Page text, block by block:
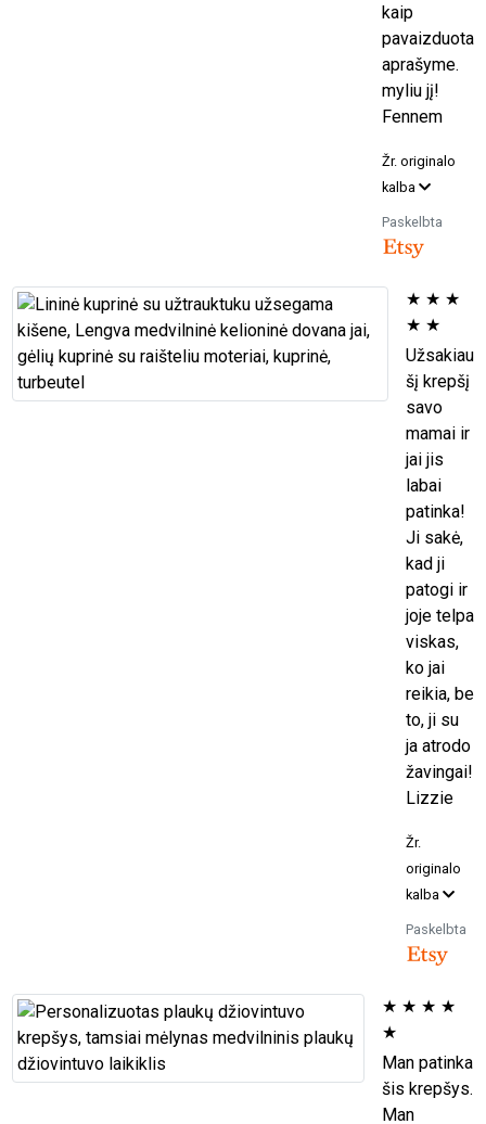
kaip
pavaizduota
aprašyme.
myliu jį!
Fennem
Žr. originalo
kalba
Paskelbta
★ ★ ★
★ ★
Užsakiau
šį krepšį
savo
mamai ir
jai jis
labai
patinka!
Ji sakė,
kad ji
patogi ir
joje telpa
viskas,
ko jai
reikia, be
to, ji su
ja atrodo
žavingai!
Lizzie
Žr.
originalo
kalba
Paskelbta
★ ★ ★ ★
★
Man patinka
šis krepšys.
Man